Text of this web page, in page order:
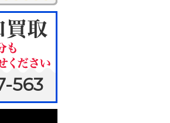
563